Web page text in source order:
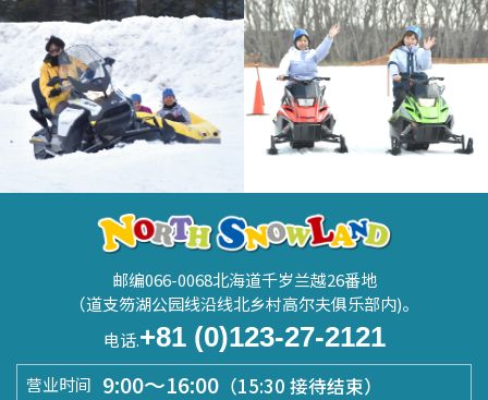
邮编066-0068北海道千岁兰越26番地
（道支笏湖公园线沿线北乡村高尔夫俱乐部内)。
电话.+81 (0)123-27-2121
营业时间 9:00～16:00 （15:30 接待结束）